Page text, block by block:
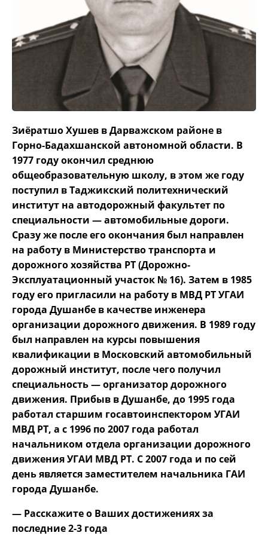
Зиёратшо Хушев в Дарважском районе в
Горно-Бадахшанской автономной области. В
1977 году окончил среднюю
общеобразовательную школу, в этом же году
поступил в Таджикский политехнический
институт на автодорожный факультет по
специальности — автомобильные дороги.
Сразу же после его окончания был направлен
на работу в Министерство транспорта и
дорожного хозяйства РТ (Дорожно-
Эксплуатационный участок № 16). Затем в 1985
году его пригласили на работу в МВД РТ УГАИ
города Душанбе в качестве инженера
организации дорожного движения. В 1989 году
был направлен на курсы повышения
квалификации в Московский автомобильный
дорожный институт, после чего получил
специальность — организатор дорожного
движения. Прибыв в Душанбе, до 1995 года
работал старшим госавтоинспектором УГАИ
МВД РТ, а с 1996 по 2007 года работал
начальником отдела организации дорожного
движения УГАИ МВД РТ. С 2007 года и по сей
день является заместителем начальника ГАИ
города Душанбе.
— Расскажите о Ваших достижениях за
последние 2-3 года